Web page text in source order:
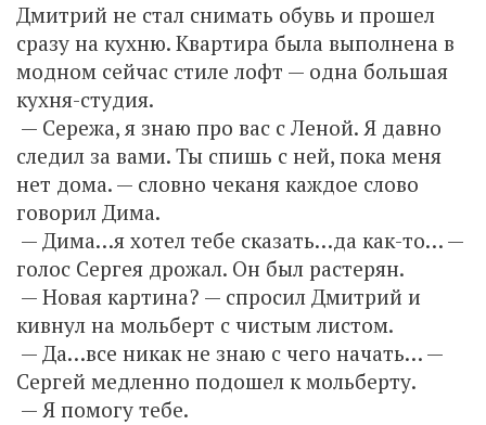
Дмитрий не стал снимать обувь и прошел
сразу на кухню. Квартира была выполнена в
модном сейчас стиле лофт — одна большая
кухня-студия.
— Сережа, я знаю про вас с Леной. Я давно
следил за вами. Ты спишь с ней, пока меня
нет дома. — словно чеканя каждое слово
говорил Дима.
— Дима…я хотел тебе сказать…да как-то… —
голос Сергея дрожал. Он был растерян.
— Новая картина? — спросил Дмитрий и
кивнул на мольберт с чистым листом.
— Да…все никак не знаю с чего начать… —
Сергей медленно подошел к мольберту.
— Я помогу тебе.